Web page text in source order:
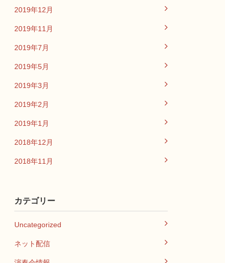
2019年12月
2019年11月
2019年7月
2019年5月
2019年3月
2019年2月
2019年1月
2018年12月
2018年11月
カテゴリー
Uncategorized
ネット配信